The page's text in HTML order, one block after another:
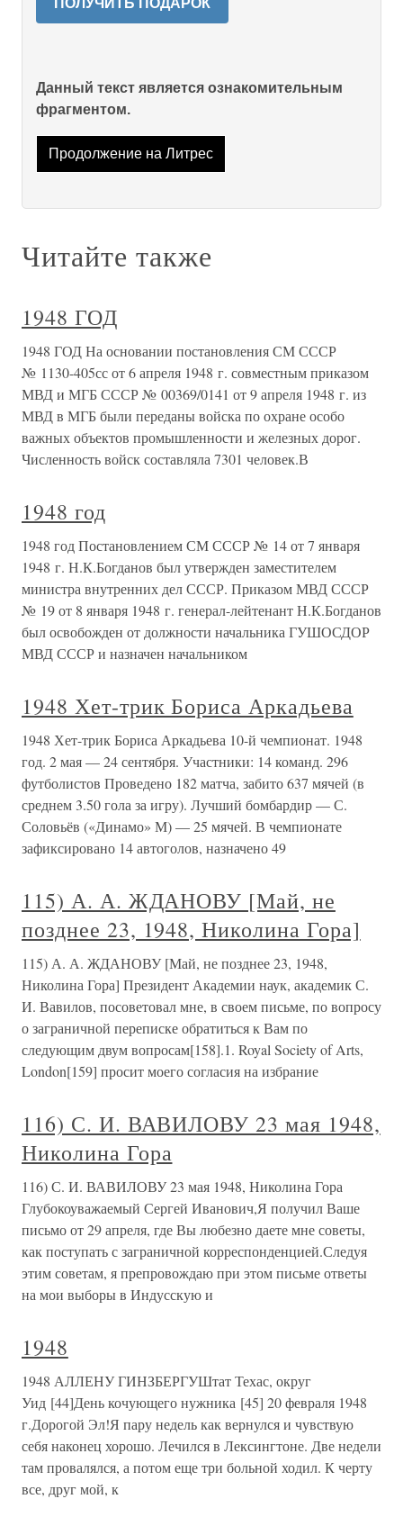
ПОЛУЧИТЬ ПОДАРОК
Данный текст является ознакомительным
фрагментом.
Продолжение на Литрес
Читайте также
1948 ГОД
1948 ГОД На основании постановления СМ СССР
№ 1130-405сс от 6 апреля 1948 г. совместным приказом
МВД и МГБ СССР № 00369/0141 от 9 апреля 1948 г. из
МВД в МГБ были переданы войска по охране особо
важных объектов промышленности и железных дорог.
Численность войск составляла 7301 человек.В
1948 год
1948 год Постановлением СМ СССР № 14 от 7 января
1948 г. Н.К.Богданов был утвержден заместителем
министра внутренних дел СССР. Приказом МВД СССР
№ 19 от 8 января 1948 г. генерал-лейтенант Н.К.Богданов
был освобожден от должности начальника ГУШОСДОР
МВД СССР и назначен начальником
1948 Хет-трик Бориса Аркадьева
1948 Хет-трик Бориса Аркадьева 10-й чемпионат. 1948
год. 2 мая — 24 сентября. Участники: 14 команд. 296
футболистов Проведено 182 матча, забито 637 мячей (в
среднем 3.50 гола за игру). Лучший бомбардир — С.
Соловьёв («Динамо» М) — 25 мячей. В чемпионате
зафиксировано 14 автоголов, назначено 49
115) А. А. ЖДАНОВУ [Май, не
позднее 23, 1948, Николина Гора]
115) А. А. ЖДАНОВУ [Май, не позднее 23, 1948,
Николина Гора] Президент Академии наук, академик С.
И. Вавилов, посоветовал мне, в своем письме, по вопросу
о заграничной переписке обратиться к Вам по
следующим двум вопросам[158].1. Royal Society of Arts,
London[159] просит моего согласия на избрание
116) С. И. ВАВИЛОВУ 23 мая 1948,
Николина Гора
116) С. И. ВАВИЛОВУ 23 мая 1948, Николина Гора
Глубокоуважаемый Сергей Иванович,Я получил Ваше
письмо от 29 апреля, где Вы любезно даете мне советы,
как поступать с заграничной корреспонденцией.Следуя
этим советам, я препровождаю при этом письме ответы
на мои выборы в Индусскую и
1948
1948 АЛЛЕНУ ГИНЗБЕРГУШтат Техас, округ
Уид [44]День кочующего нужника [45] 20 февраля 1948
г.Дорогой Эл!Я пару недель как вернулся и чувствую
себя наконец хорошо. Лечился в Лексингтоне. Две недели
там провалялся, а потом еще три больной ходил. К черту
все, друг мой, к